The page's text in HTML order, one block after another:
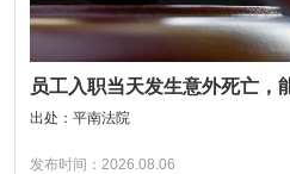
员工入职当天发生意外死亡，
出处：平南法院
发布时间：2026.08.06